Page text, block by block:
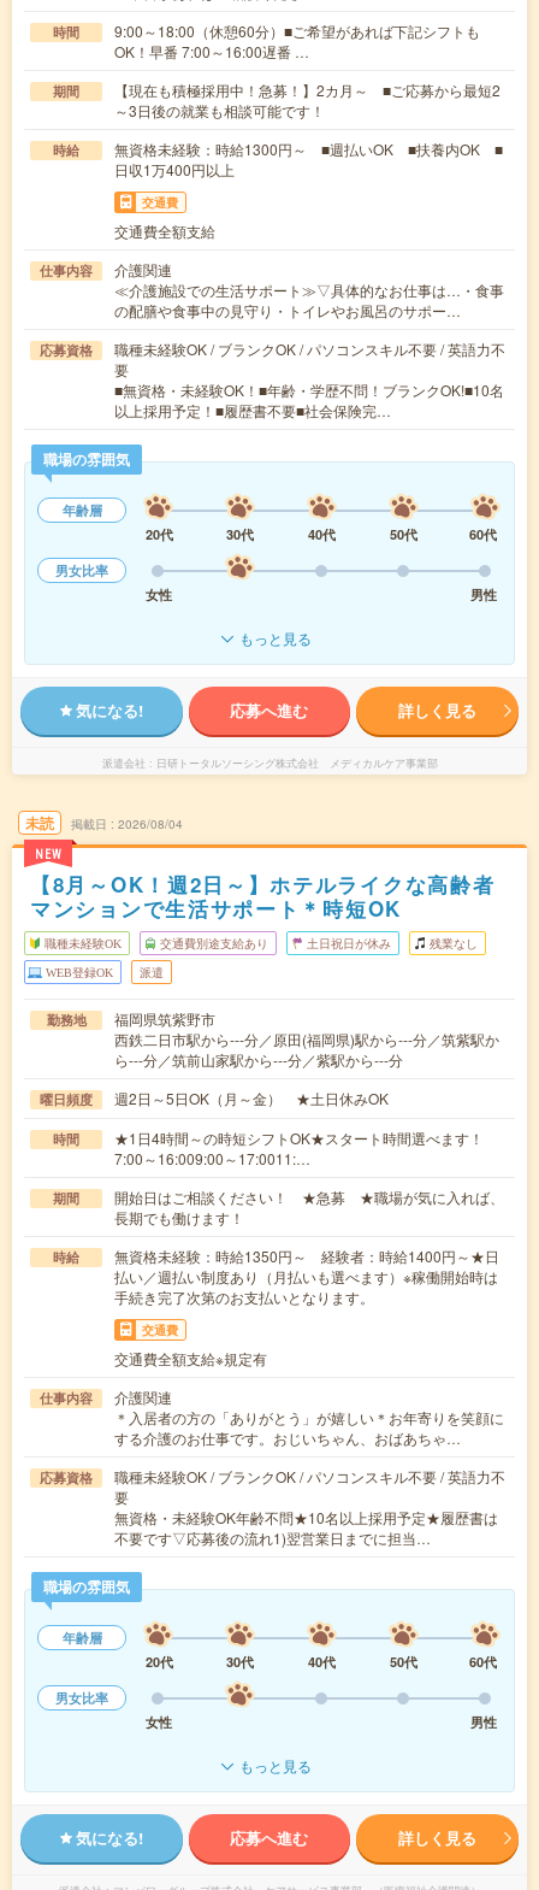
時間
9:00～18:00（休憩60分）■ご希望があれば下記シフトも
OK！早番 7:00～16:00遅番 …
期間
【現在も積極採用中！急募！】2カ月～ ■ご応募から最短2
～3日後の就業も相談可能です！
時給
無資格未経験：時給1300円～ ■週払いOK ■扶養内OK ■
日収1万400円以上
交通費
交通費全額支給
仕事内容
介護関連
≪介護施設での生活サポート≫▽具体的なお仕事は…・食事
の配膳や食事中の見守り・トイレやお風呂のサポー…
応募資格
職種未経験OK / ブランクOK / パソコンスキル不要 / 英語力不
要
■無資格・未経験OK！■年齢・学歴不問！ブランクOK!■10名
以上採用予定！■履歴書不要■社会保険完…
職場の雰囲気
年齢層
20代
30代 40代 50代
60代
男女比率
女性
男性
もっと見る
気になる! 応募へ進む 詳しく見る
派遣会社 日研トータルソーシング株式会社 メディカルケア事業部
未読
NEW
掲載日 2026/08/04
【8月～OK！週2日～】ホテルライクな高齢者
マンションで生活サポート＊時短OK
職種未経験OK 交通費別途支給あり 土日祝日が休み 残業なし
WEB登録OK 派遣
勤務地
福岡県筑紫野市
西鉄二日市駅から---分／原田(福岡県)駅から---分／筑紫駅か
ら---分／筑前山家駅から---分／紫駅から---分
曜日頻度 週2日～5日OK（月～金） ★土日休みOK
時間
★1日4時間～の時短シフトOK★スタート時間選べます！
7:00～16:009:00～17:0011:…
期間
開始日はご相談ください！ ★急募 ★職場が気に入れば、
長期でも働けます！
時給
無資格未経験：時給1350円～ 経験者：時給1400円～★日
払い／週払い制度あり（月払いも選べます）※稼働開始時は
手続き完了次第のお支払いとなります。
交通費
交通費全額支給※規定有
仕事内容
介護関連
＊入居者の方の「ありがとう」が嬉しい＊お年寄りを笑顔に
する介護のお仕事です。おじいちゃん、おばあちゃ…
応募資格
職種未経験OK / ブランクOK / パソコンスキル不要 / 英語力不
要
無資格・未経験OK年齢不問★10名以上採用予定★履歴書は
不要です▽応募後の流れ1)翌営業日までに担当…
職場の雰囲気
年齢層
20代
30代 40代 50代
60代
男女比率
女性
男性
もっと見る
気になる! 応募へ進む 詳しく見る